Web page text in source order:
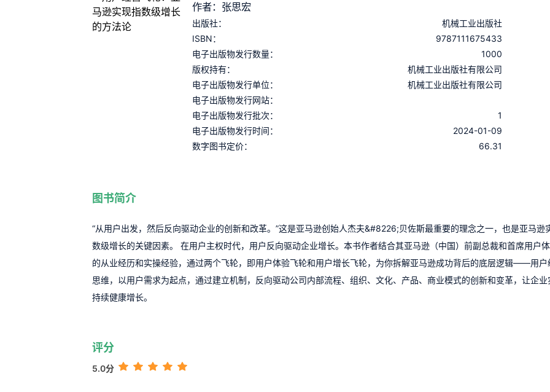
作者：张思宏
出版社：
机械工业出版社
ISBN：
9787111675433
电子出版物发行数量：
1000
版权持有：
机械工业出版社有限公司
电子出版物发行单位：
机械工业出版社有限公司
电子出版物发行网站：
电子出版物发行批次：
1
电子出版物发行时间：
2024-01-09
数字图书定价：
66.31
图书简介
“从用户出发，然后反向驱动企业的创新和改革。”这是亚马逊创始人杰夫&#8226;贝佐斯最重要的理念之一，也是亚马逊
数级增长的关键因素。 在用户主权时代，用户反向驱动企业增长。本书作者结合其亚马逊（中国）前副总裁和首席用户
的从业经历和实操经验，通过两个飞轮，即用户体验飞轮和用户增长飞轮，为你拆解亚马逊成功背后的底层逻辑——用户
思维，以用户需求为起点，通过建立机制，反向驱动公司内部流程、组织、文化、产品、商业模式的创新和变革，让企业
持续健康增长。
评分
5.0分